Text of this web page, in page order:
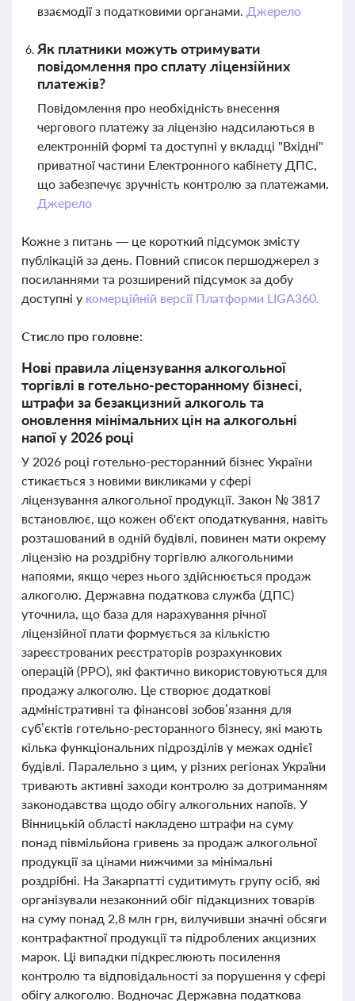
взаємодії з податковими органами. Джерело
Як платники можуть отримувати
повідомлення про сплату ліцензійних
платежів?
Повідомлення про необхідність внесення
чергового платежу за ліцензію надсилаються в
електронній формі та доступні у вкладці "Вхідні"
приватної частини Електронного кабінету ДПС,
що забезпечує зручність контролю за платежами.
Джерело
Кожне з питань — це короткий підсумок змісту
публікацій за день. Повний список першоджерел з
посиланнями та розширений підсумок за добу
доступні у комерційній версії Платформи LIGA360.
Стисло про головне:
Нові правила ліцензування алкогольної
торгівлі в готельно-ресторанному бізнесі,
штрафи за безакцизний алкоголь та
оновлення мінімальних цін на алкогольні
напої у 2026 році
У 2026 році готельно-ресторанний бізнес України
стикається з новими викликами у сфері
ліцензування алкогольної продукції. Закон № 3817
встановлює, що кожен об'єкт оподаткування, навіть
розташований в одній будівлі, повинен мати окрему
ліцензію на роздрібну торгівлю алкогольними
напоями, якщо через нього здійснюється продаж
алкоголю. Державна податкова служба (ДПС)
уточнила, що база для нарахування річної
ліцензійної плати формується за кількістю
зареєстрованих реєстраторів розрахункових
операцій (РРО), які фактично використовуються для
продажу алкоголю. Це створює додаткові
адміністративні та фінансові зобов’язання для
суб’єктів готельно-ресторанного бізнесу, які мають
кілька функціональних підрозділів у межах однієї
будівлі. Паралельно з цим, у різних регіонах України
тривають активні заходи контролю за дотриманням
законодавства щодо обігу алкогольних напоїв. У
Вінницькій області накладено штрафи на суму
понад півмільйона гривень за продаж алкогольної
продукції за цінами нижчими за мінімальні
роздрібні. На Закарпатті судитимуть групу осіб, які
організували незаконний обіг підакцизних товарів
на суму понад 2,8 млн грн, вилучивши значні обсяги
контрафактної продукції та підроблених акцизних
марок. Ці випадки підкреслюють посилення
контролю та відповідальності за порушення у сфері
обігу алкоголю. Водночас Державна податкова